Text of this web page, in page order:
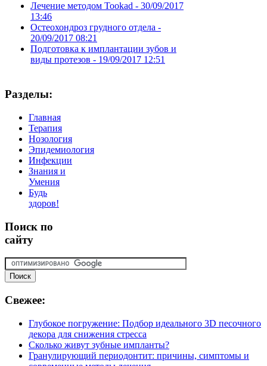
Лечение методом Tookad - 30/09/2017
13:46
Остеохондроз грудного отдела -
20/09/2017 08:21
Подготовка к имплантации зубов и
виды протезов - 19/09/2017 12:51
Разделы:
Главная
Терапия
Нозология
Эпидемиология
Инфекции
Знания и
Умения
Будь
здоров!
Поиск по
сайту
Свежее:
Глубокое погружение: Подбор идеального 3D песочного
декора для снижения стресса
Сколько живут зубные импланты?
Гранулирующий периодонтит: причины, симптомы и